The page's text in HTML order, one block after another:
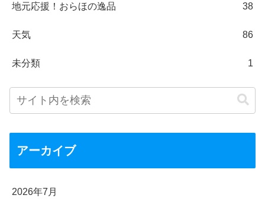
地元応援！おらほの逸品 38
天気 86
未分類 1
アーカイブ
2026年7月